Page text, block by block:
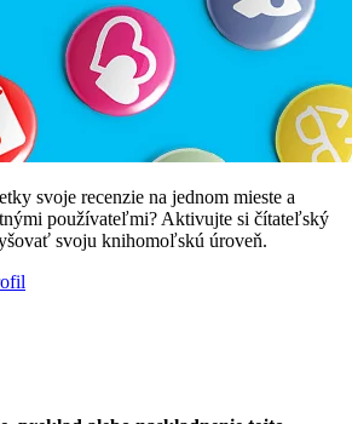
svoje recenzie na jednom mieste a
používateľmi? Aktivujte si čítateľský
svoju knihomoľskú úroveň.